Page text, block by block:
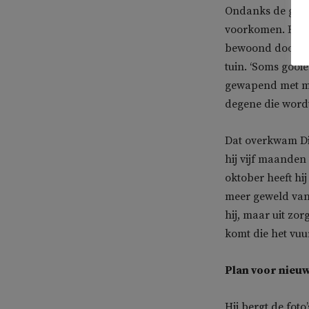
Ondanks de
voorkomen. Het
bewoond door
tuin. ‘Soms
gewapend met
degene die
Dat overkwam
hij vijf maanden
oktober heeft
meer geweld
hij, maar uit
komt die het
Plan voor